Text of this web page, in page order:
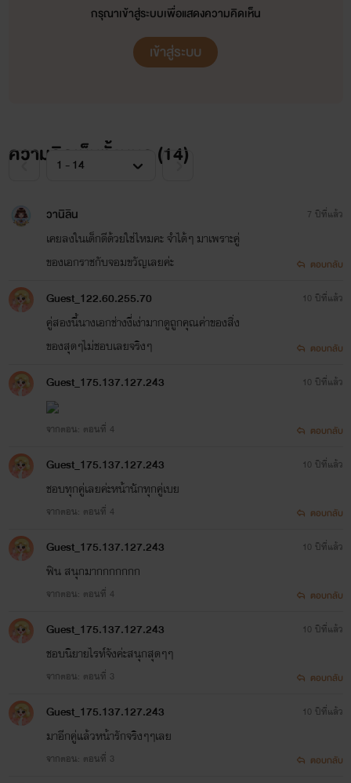
กรุณาเข้าสู่ระบบเพื่อแสดงความคิดเห็น
เข้าสู่ระบบ
ความคิดเห็นทั้งหมด (14)
วานิลิน
เคยลงในเด็กดีด้วยใช่ไหมคะ จำได้ๆ มาเพราะคู่
ของเอกราชกับจอมขวัญเลยค่ะ
7 ปีที่แล้ว
ตอบกลับ
Guest_122.60.255.70
คู่สองนี้นางเอกช่างงี่เง่ามากดูถูกคุณค่าของสิ่ง
ของสุดๆไม่ชอบเลยจริงๆ
10 ปีที่แล้ว
ตอบกลับ
Guest_175.137.127.243
จากตอน: ตอนที่ 4
10 ปีที่แล้ว
ตอบกลับ
Guest_175.137.127.243
ชอบทุกคู่เลยค่ะหน้านักทุกคู่เบย
จากตอน: ตอนที่ 4
10 ปีที่แล้ว
ตอบกลับ
Guest_175.137.127.243
ฟิน สนุกมากกกกกกก
จากตอน: ตอนที่ 4
10 ปีที่แล้ว
ตอบกลับ
Guest_175.137.127.243
ชอบนิยายไรท์จังค่ะสนุกสุดๆๆ
จากตอน: ตอนที่ 3
10 ปีที่แล้ว
ตอบกลับ
Guest_175.137.127.243
มาอีกคู่แล้วหน้ารักจริงๆๆเลย
จากตอน: ตอนที่ 3
10 ปีที่แล้ว
ตอบกลับ